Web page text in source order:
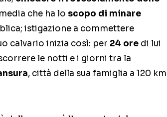
che ha lo scopo di minare
istigazione a commettere
calvario inizia così: per 24 ore di lui
le notti e i giorni tra la
, città della sua famiglia a 120 km